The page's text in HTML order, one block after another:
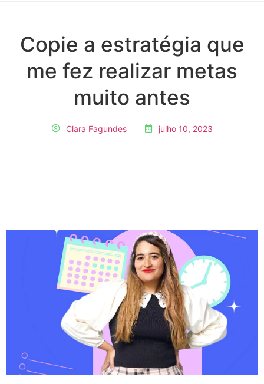
Copie a estratégia que
me fez realizar metas
muito antes
Clara Fagundes julho 10, 2023